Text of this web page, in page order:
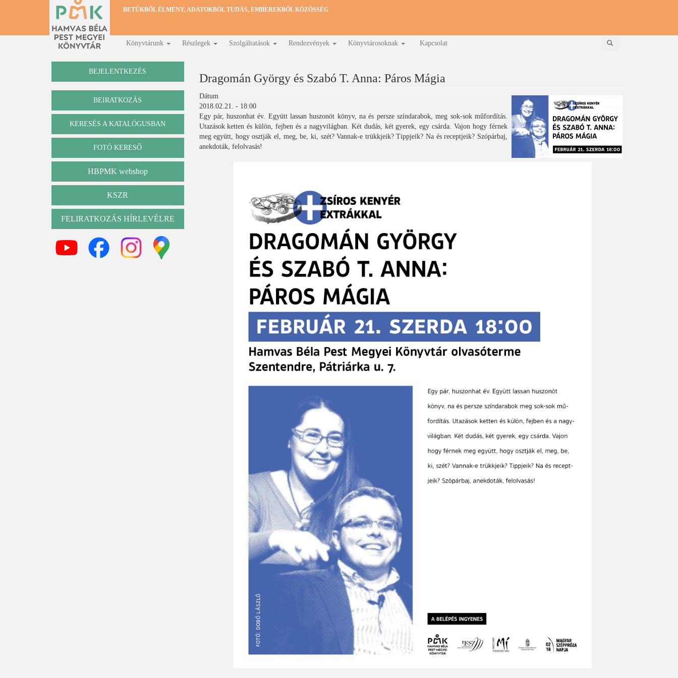
BETŰKBŐL ÉLMÉNY, ADATOKBÓL TUDÁS, EMBEREKBŐL KÖZÖSSÉG
Fő
navigáció
Könyvtárunk Részlegek Szolgáltatások Rendezvények Könyvtárosoknak Kapcsolat Keresés
BEJELENTKEZÉS
BEIRATKOZÁS
Katalógus
KERESÉS A KATALÓGUSBAN
FOTÓ KERESŐ
HBPMK webshop
KSZR
FELIRATKOZÁS HÍRLEVÉLRE
Dragomán György és Szabó T. Anna: Páros Mágia
Dátum
2018.02.21. - 18:00
Egy pár, huszonhat év. Együtt lassan huszonöt könyv, na és persze színdarabok, meg sok-sok műfordítás.
Utazások ketten és külön, fejben és a nagyvilágban. Két dudás, két gyerek, egy csárda. Vajon hogy férnek
meg együtt, hogy osztják el, meg, be, ki, szét? Vannak-e trükkjeik? Tippjeik? Na és receptjeik? Szópárbaj,
anekdoták, felolvasás!